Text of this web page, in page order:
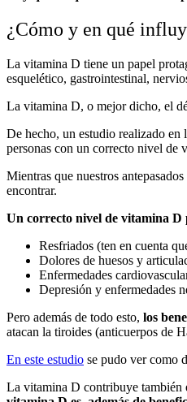
¿Cómo y en qué
La vitamina D tiene un papel
esquelético, gastrointestinal,
La vitamina D, o mejor dicho, el
De hecho, un estudio realizado en
personas con un correcto nivel de
Mientras que nuestros
encontrar.
Un correcto nivel de vitamina D
Resfriados (ten en cuenta
Dolores de huesos y
Enfermedades
Depresión y enfermedades
Pero además de todo esto, los
atacan la tiroides (anticuerpos de
En este estudio se pudo ver como
La vitamina D contribuye también